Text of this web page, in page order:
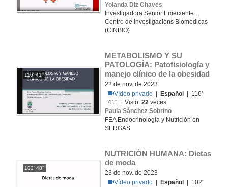
Yolanda Diz Chaves
Investigadora Senior Emerxente ,
Centro de Investigacións Biomédicas
(CINBIO)
116' 41''
METABOLISMO Y SU
PATOLOGÍA: Patofisiología y
manejo clínico de la obesidad
22 de nov. de 2023
Vídeo privado
Español
| 116'
41'' | Visto:22 veces
Paula Sánchez Sobrino
FEA Endocrinología y Nutrición en
SERGAS
102' 48''
NUTRICIÓN HUMANA: Dietas
de moda
23 de nov. de 2023
Vídeo privado
Español
| 102'